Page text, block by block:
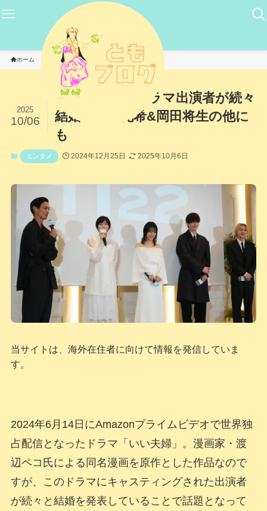
ホーム エンタメ
『いい夫婦』ドラマ出演者が続々
結婚！高畑充希&岡田将生の他に
も
2025
10/06
エンタメ 2024年12月25日 2025年10月6日
当サイトは、海外在住者に向けて情報を発信していま
す。
2024年6月14日にAmazonプライムビデオで世界独
占配信となったドラマ「いい夫婦」。漫画家・渡
辺ペコ氏による同名漫画を原作とした作品なので
すが、このドラマにキャスティングされた出演者
が続々と結婚を発表していることで話題となって